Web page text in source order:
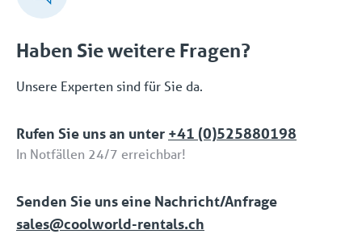
Haben Sie weitere Fragen?
Unsere Experten sind für Sie da.
Rufen Sie uns an unter +41 (0)525880198
In Notfällen 24/7 erreichbar!
Senden Sie uns eine Nachricht/Anfrage
sales@coolworld-rentals.ch